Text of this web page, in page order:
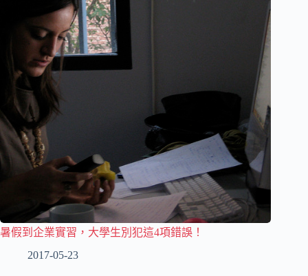
暑假到企業實習，大學生別犯這4項錯誤！
2017-05-23